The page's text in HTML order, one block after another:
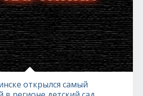
открылся самый